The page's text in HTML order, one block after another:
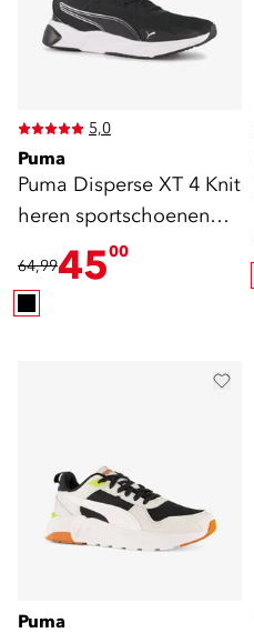
5,0
Puma
Puma Disperse XT 4 Knit
heren sportschoenen
zwart wit
64,994500
Puma